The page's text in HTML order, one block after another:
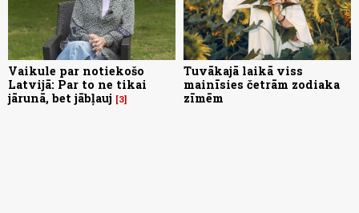
Vaikule par notiekošo
Latvijā: Par to ne tikai
jārunā, bet jābļauj
3
Tuvākajā laikā viss
mainīsies četrām zodiaka
zīmēm